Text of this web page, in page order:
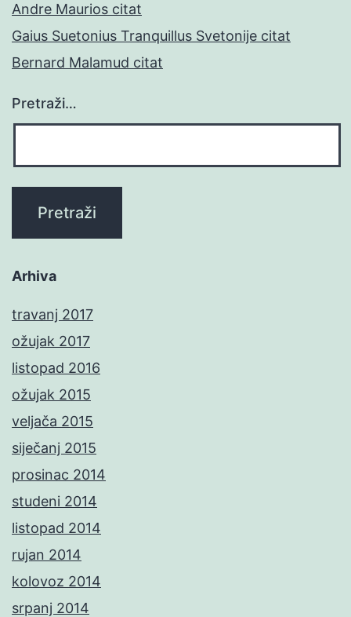
Andre Maurios citat
Gaius Suetonius Tranquillus Svetonije citat
Bernard Malamud citat
Pretraži…
Arhiva
travanj 2017
ožujak 2017
listopad 2016
ožujak 2015
veljača 2015
siječanj 2015
prosinac 2014
studeni 2014
listopad 2014
rujan 2014
kolovoz 2014
srpanj 2014